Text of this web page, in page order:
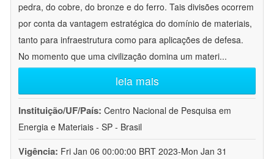
pedra, do cobre, do bronze e do ferro. Tais divisões ocorrem
por conta da vantagem estratégica do domínio de materiais,
tanto para infraestrutura como para aplicações de defesa.
No momento que uma civilização domina um materi...
leia mais
Instituição/UF/País: Centro Nacional de Pesquisa em
Energia e Materiais - SP - Brasil
Vigência: Fri Jan 06 00:00:00 BRT 2023-Mon Jan 31